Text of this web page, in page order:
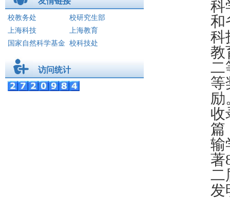
招生就业
学院亮点
学科建设
国际交流
滚动新闻
校教务处
校研究生部
上海科技
上海教育
国家自然科学基金 校科技处
访问统计
科
和
科
教
二
等
励
收
篇
输
著
二
发